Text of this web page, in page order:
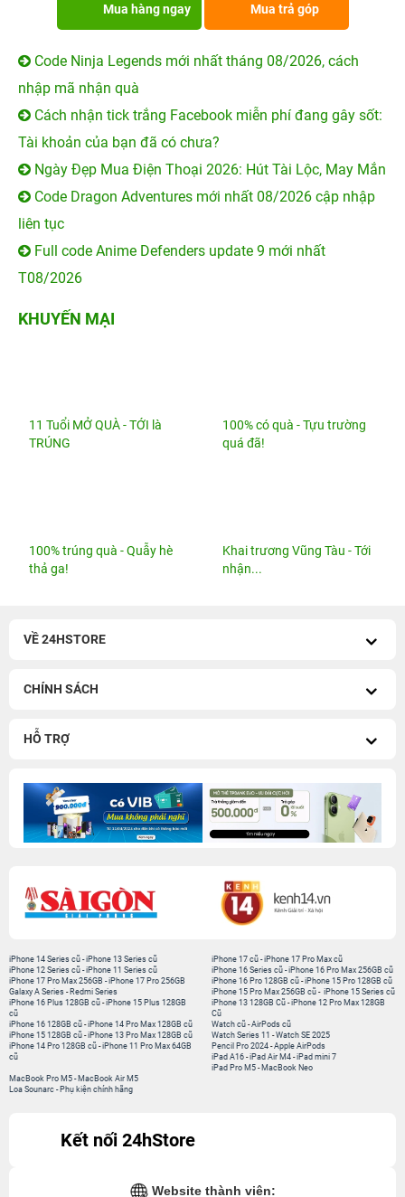
Mua hàng ngay Mua trả góp
Code Ninja Legends mới nhất tháng 08/2026, cách
nhập mã nhận quà
Cách nhận tick trắng Facebook miễn phí đang gây sốt:
Tài khoản của bạn đã có chưa?
Ngày Đẹp Mua Điện Thoại 2026: Hút Tài Lộc, May Mắn
Code Dragon Adventures mới nhất 08/2026 cập nhập
liên tục
Full code Anime Defenders update 9 mới nhất
T08/2026
KHUYẾN MẠI
11 Tuổi MỞ QUÀ - TỚI là
TRÚNG
100% có quà - Tựu trường
quá đã!
100% trúng quà - Quẫy hè
thả ga!
Khai trương Vũng Tàu - Tới
nhận...
VỀ 24HSTORE
CHÍNH SÁCH
HỖ TRỢ
iPhone 14 Series cũ -iPhone 13 Series cũ
iPhone 12 Series cũ -iPhone 11 Series cũ
iPhone 17 Pro Max 256GB -iPhone 17 Pro 256GB
Galaxy A Series - Redmi Series
iPhone 17 cũ -iPhone 17 Pro Max cũ
iPhone 16 Series cũ - iPhone 16 Pro Max 256GB cũ
iPhone 16 Pro 128GB cũ -iPhone 15 Pro 128GB cũ
iPhone 15 Pro Max 256GB cũ - iPhone 15 Series cũ
iPhone 16 Plus 128GB cũ -iPhone 15 Plus 128GB
cũ
iPhone 16 128GB cũ -iPhone 14 Pro Max 128GB cũ
iPhone 15 128GB cũ -iPhone 13 Pro Max 128GB cũ
iPhone 14 Pro 128GB cũ -iPhone 11 Pro Max 64GB
cũ
iPhone 13 128GB Cũ -iPhone 12 Pro Max 128GB
Cũ
Watch cũ -AirPods cũ
Watch Series 11 -Watch SE 2025
Pencil Pro 2024 -Apple AirPods
iPad A16 -iPad Air M4 -iPad mini 7
iPad Pro M5 - MacBook Neo
MacBook Pro M5 - MacBook Air M5
Loa Sounarc - Phụ kiện chính hãng
Kết nối 24hStore
Website thành viên: